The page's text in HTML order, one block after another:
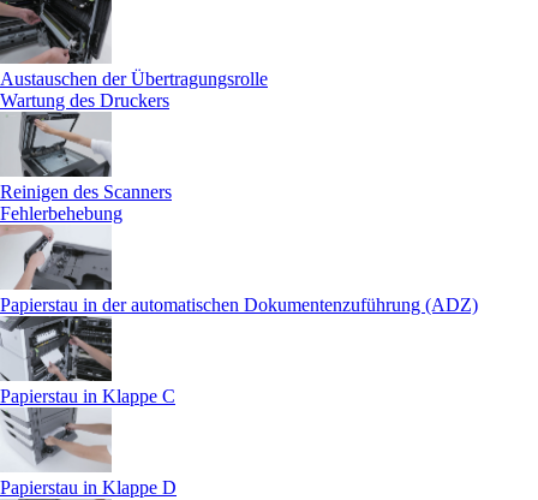
Austauschen der Übertragungsrolle
Wartung des Druckers
Reinigen des Scanners
Fehlerbehebung
Papierstau in der automatischen Dokumentenzuführung (ADZ)
Papierstau in Klappe C
Papierstau in Klappe D